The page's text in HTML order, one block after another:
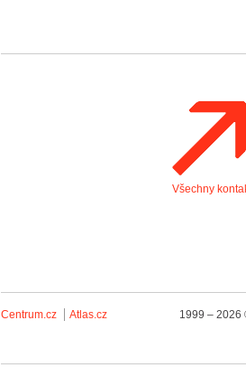
Všechny
Centrum.cz Atlas.cz 1999 – 2026